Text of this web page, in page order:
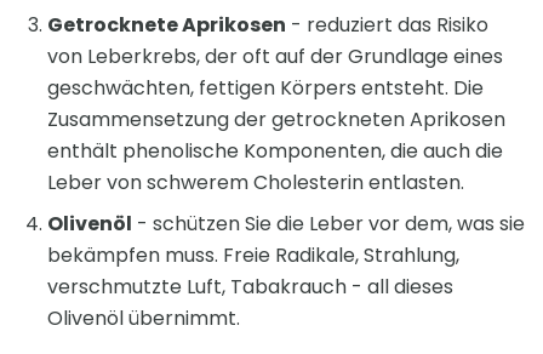
Getrocknete Aprikosen - reduziert das Risiko
von Leberkrebs, der oft auf der Grundlage eines
geschwächten, fettigen Körpers entsteht. Die
Zusammensetzung der getrockneten Aprikosen
enthält phenolische Komponenten, die auch die
Leber von schwerem Cholesterin entlasten.
Olivenöl - schützen Sie die Leber vor dem, was sie
bekämpfen muss. Freie Radikale, Strahlung,
verschmutzte Luft, Tabakrauch - all dieses
Olivenöl übernimmt.